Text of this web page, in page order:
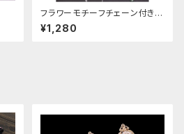
フラワーモチーフチェーン付きヘ
アクリップ
¥1,280